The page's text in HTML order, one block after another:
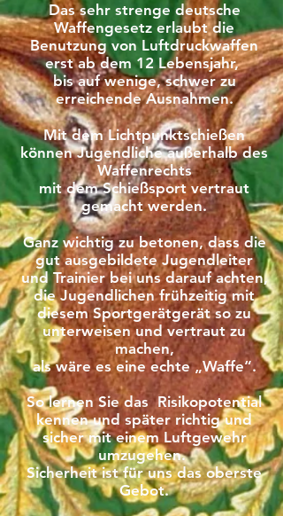
Das sehr strenge deutsche
Waffengesetz erlaubt die
Benutzung von Luftdruckwaffen
erst ab dem 12 Lebensjahr,
bis auf wenige, schwer zu
erreichende Ausnahmen.
Mit dem Lichtpunktschießen
können Jugendliche außerhalb des
Waffenrechts
mit dem Schießsport vertraut
gemacht werden.
Ganz wichtig zu betonen, dass die
gut ausgebildete Jugendleiter
und Trainier bei uns darauf achten,
die Jugendlichen frühzeitig mit
diesem Sportgerätgerät so zu
unterweisen und vertraut zu
machen,
als wäre es eine echte „Waffe“.
So lernen Sie das Risikopotential
kennen und später richtig und
sicher mit einem Luftgewehr
umzugehen.
Sicherheit ist für uns das oberste
Gebot.